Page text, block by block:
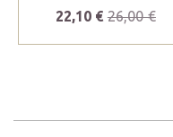
22,10 € 26,00 €